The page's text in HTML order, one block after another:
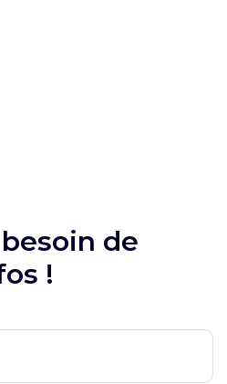
de
!